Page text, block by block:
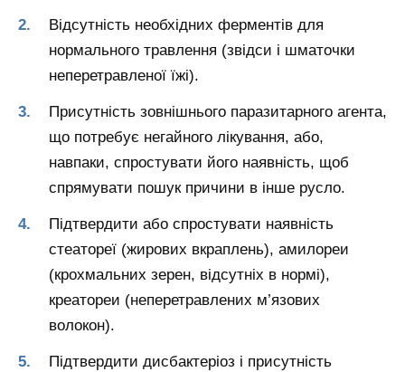
Відсутність необхідних ферментів для
нормального травлення (звідси і шматочки
неперетравленої їжі).
Присутність зовнішнього паразитарного агента,
що потребує негайного лікування, або,
навпаки, спростувати його наявність, щоб
спрямувати пошук причини в інше русло.
Підтвердити або спростувати наявність
стеатореї (жирових вкраплень), амилореи
(крохмальних зерен, відсутніх в нормі),
креатореи (неперетравлених м’язових
волокон).
Підтвердити дисбактеріоз і присутність